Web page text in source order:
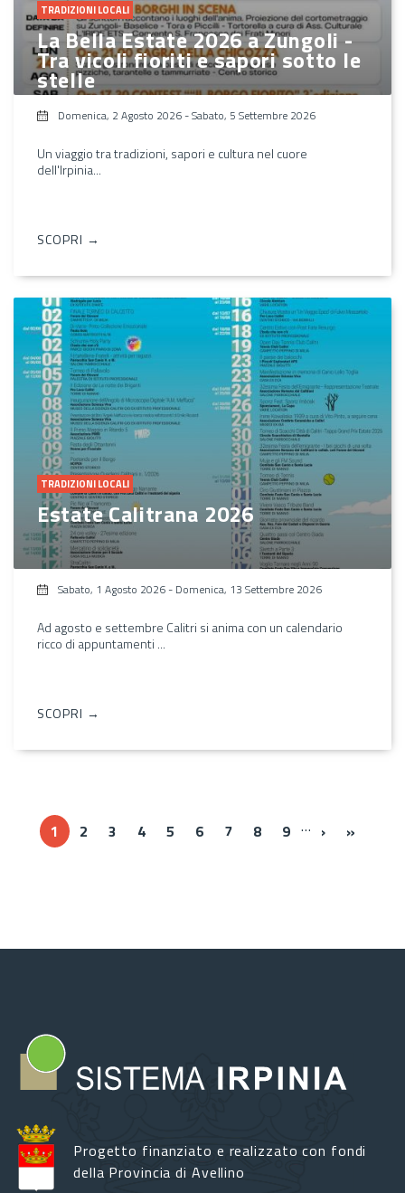
TRADIZIONI LOCALI
La Bella Estate 2026 a Zungoli -
Tra vicoli fioriti e sapori sotto le
stelle
Domenica, 2 Agosto 2026 -Sabato, 5 Settembre 2026
Un viaggio tra tradizioni, sapori e cultura nel cuore
dell'Irpinia...
SCOPRI →
TRADIZIONI LOCALI
Estate Calitrana 2026
Sabato, 1 Agosto 2026 - Domenica, 13 Settembre 2026
Ad agosto e settembre Calitri si anima con un calendario
ricco di appuntamenti ...
SCOPRI →
1 2 3 4 5 6 7 8 9 … ››› »Ultima
Progetto finanziato e realizzato con fondi
della Provincia di Avellino